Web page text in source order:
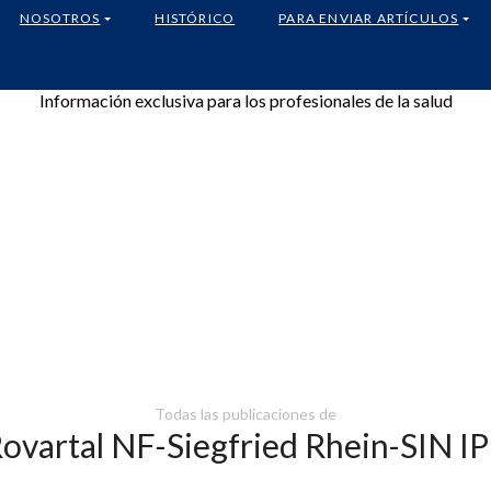
NOSOTROS HISTÓRICO PARA ENVIAR ARTÍCULOS
Información exclusiva para los profesionales de la salud
Todas las publicaciones de
NF-Siegfried Rhein-SIN